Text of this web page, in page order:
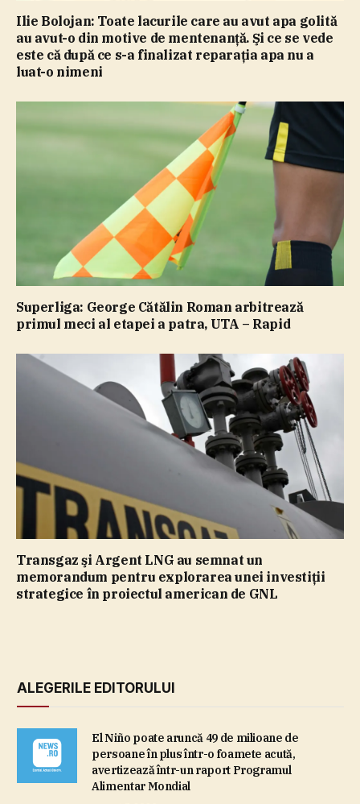
Ilie Bolojan: Toate lacurile care au avut apa golită
au avut-o din motive de mentenanţă. Şi ce se vede
este că după ce s-a finalizat reparaţia apa nu a
luat-o nimeni
Superliga: George Cătălin Roman arbitrează
primul meci al etapei a patra, UTA – Rapid
Transgaz şi Argent LNG au semnat un
memorandum pentru explorarea unei investiţii
strategice în proiectul american de GNL
ALEGERILE EDITORULUI
El Niño poate aruncă 49 de milioane de
persoane în plus într-o foamete acută,
avertizează într-un raport Programul
Alimentar Mondial